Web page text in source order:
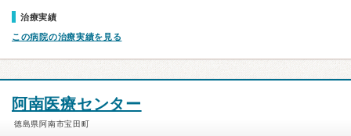
治療実績
この病院の治療実績を見る
阿南医療センター
徳島県阿南市宝田町